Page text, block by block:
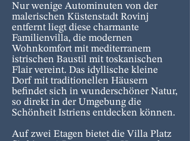
Nur wenige Autominuten von der
malerischen Küstenstadt Rovinj
entfernt liegt diese charmante
Familienvilla, die modernen
Wohnkomfort mit mediterranem
istrischen Baustil mit toskanischen
Flair vereint. Das idyllische kleine
Dorf mit traditionellen Häusern
befindet sich in wunderschöner Natur,
so direkt in der Umgebung die
Schönheit Istriens entdecken können.
Auf zwei Etagen bietet die Villa Platz